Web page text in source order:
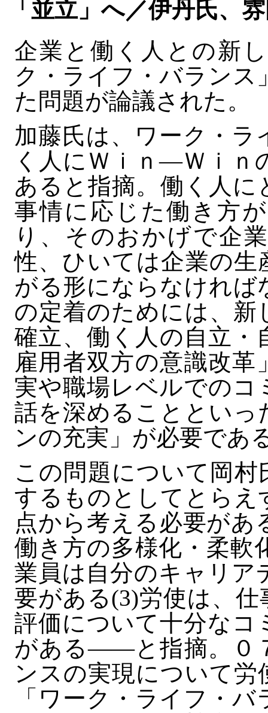
「並立」へ／伊丹氏、
企業と働く人との新
ク・ライフ・バラン
た問題が論議された。
加藤氏は、ワーク・
く人にＷｉｎ―Ｗｉｎ
あると指摘。働く人
事情に応じた働き方
り、そのおかげで企
性、ひいては企業の生
がる形にならなけれ
の定着のためには、新
確立、働く人の自立・
雇用者双方の意識改
実や職場レベルでのコ
話を深めることといっ
ンの充実」が必要であ
この問題について岡
するものとしてとらえ
点から考える必要があ
働き方の多様化・柔軟
業員は自分のキャリア
要がある(3)労使は、
評価について十分なコ
がある――と指摘。０
ンスの実現について
「ワーク・ライフ・